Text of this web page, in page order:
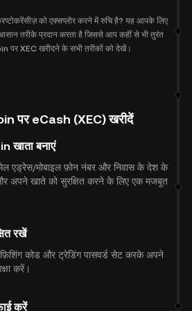
को एक्सप्लोर करने में रुचि है? यह आपके लिए
तरीके प्रदान करता है जिससे आप कहीं से भी तुरंत
पर XEC खरीदने के सभी तरीकों को देखें।
पर eCash (XEC) खरीदें
खाता बनाएं
एड्रेस/मोबाइल फ़ोन नंबर और निवास के देश के
अपने खाते को सुरक्षित करने के लिए एक मजबूत
रखें
कोड और ट्रेडिंग पासवर्ड सेट करके अपने
करें।
करें